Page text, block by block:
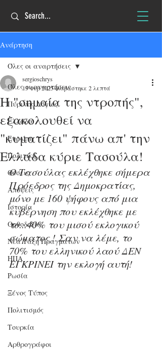
Ανάρτηση
Όλες οι αναρτήσεις
Πύρινος Λόγιος
Ελλάδα
Ευρώπη
Πολιτική
Θέσεις
Απόψεις
Ιστορία
Ορθοδοξία
Νέα Τάξη Πραγμάτων
ΗΠΑ
Ρωσία
Ξένος Τύπος
Πολιτισμός
Τουρκία
Αρθρογράφοι
Όλες οι αναρτήσεις
H "σημαία της ντροπής",
εξακολουθεί να
"κυματίζει" πάνω απ' την
Ελλάδα κύριε Τασούλα!
sergioschrys
13 Φεβ 2025διαβάστηκε 2 λεπτά
Ο Τασούλας εκλέχθηκε σήμερα
Πρόεδρος της Δημοκρατίας,
μόνο με 160 ψήφους από μια
κυβέρνηση που εκλέχθηκε με
το...40% του μισού εκλογικού
σώματος ! Σαν να λέμε, το
70% του ελληνικού λαού ΔΕΝ
ΕΓΚΡΙΝΕΙ την εκλογή αυτή!